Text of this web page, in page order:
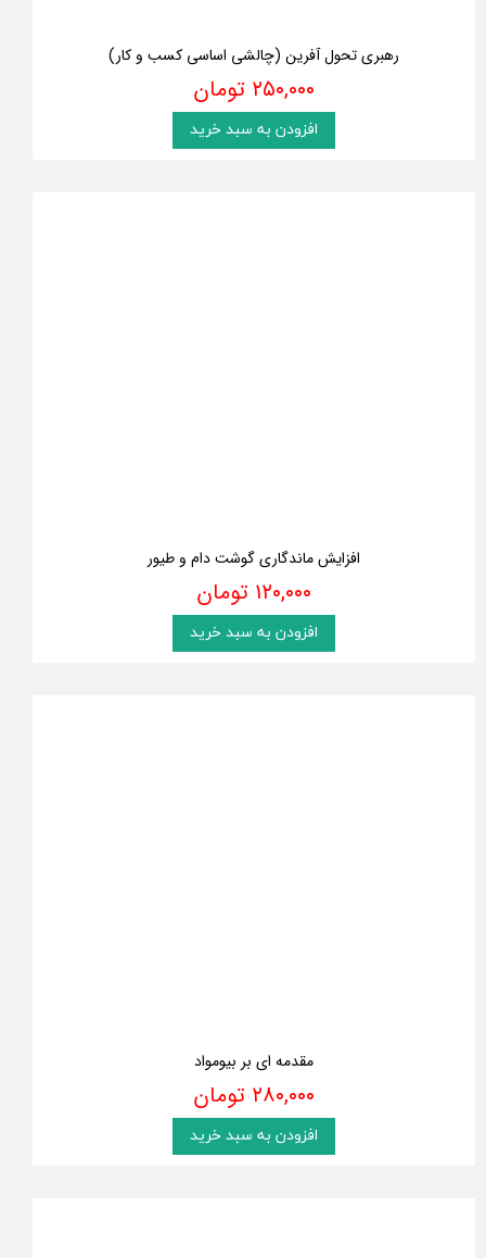
رهبری تحول آفرین (چالشی اساسی کسب و کار)
۲۵۰,۰۰۰ تومان
افزودن به سبد خرید
افزایش ماندگاری گوشت دام و طیور
۱۲۰,۰۰۰ تومان
افزودن به سبد خرید
مقدمه ای بر بیومواد
۲۸۰,۰۰۰ تومان
افزودن به سبد خرید